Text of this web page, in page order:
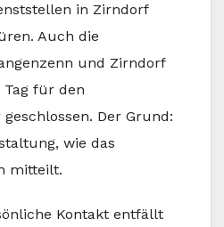
in Zirndorf
Auch die
und Zirndorf
Tag für den
Der Grund:
wie das
mitteilt.
Kontakt entfällt